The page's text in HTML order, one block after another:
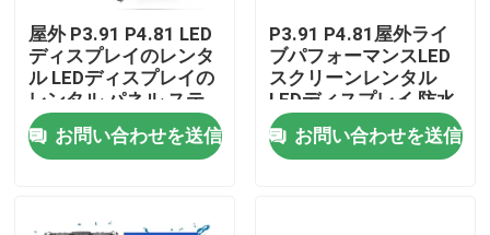
屋外 P3.91 P4.81 LED
ディスプレイのレンタ
ル LEDディスプレイの
レンタル パネル ステ
ージイベント LEDディ
スプレイ
お問い合わせを送信
P3.91 P4.81屋外ライ
ブパフォーマンスLED
スクリーンレンタル
LEDディスプレイ 防水
ステージ 高明るさ背景
スクリーンLED壁
お問い合わせを送信